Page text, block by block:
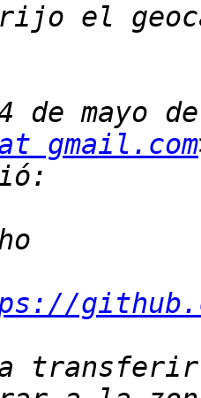
de mayo
gmail.com